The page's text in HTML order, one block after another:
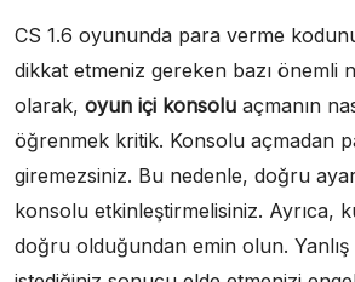
CS 1.6 oyununda para verme
dikkat etmeniz gereken bazı önemli
olarak, oyun içi konsolu açmanın
öğrenmek kritik. Konsolu açmadan
giremezsiniz. Bu nedenle, doğru
konsolu etkinleştirmelisiniz. Ayrıca,
doğru olduğundan emin olun.